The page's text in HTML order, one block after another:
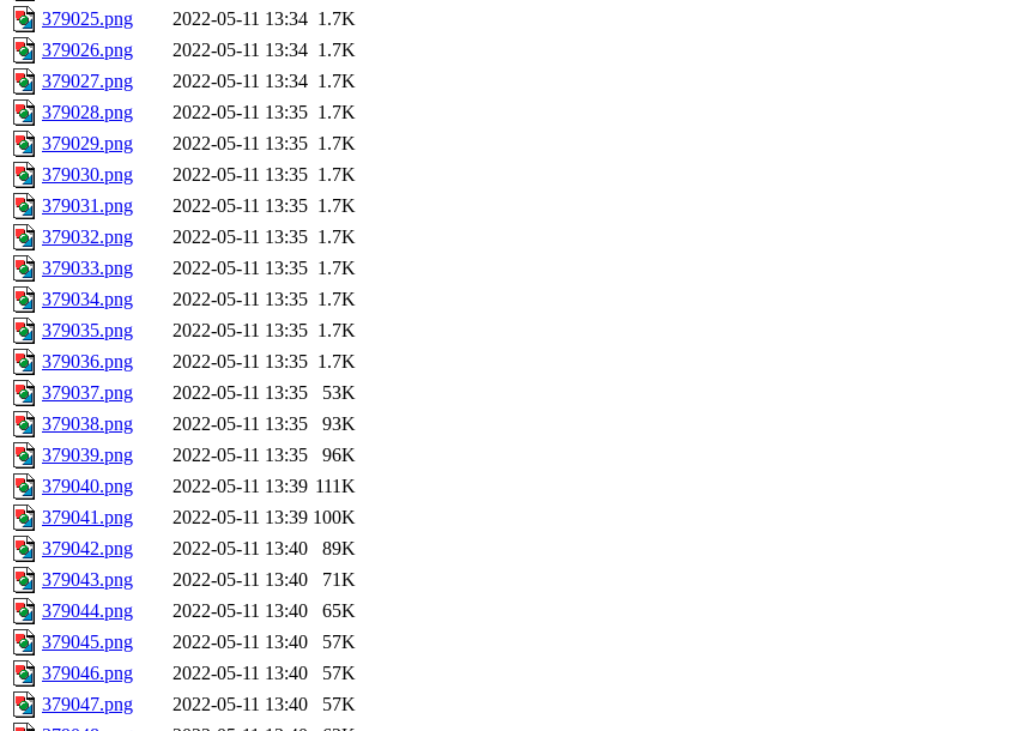
379025.png
2022-05-11 13:34 1.7K
379026.png
2022-05-11 13:34 1.7K
379027.png
2022-05-11 13:34 1.7K
379028.png
2022-05-11 13:35 1.7K
379029.png
2022-05-11 13:35 1.7K
379030.png
2022-05-11 13:35 1.7K
379031.png
2022-05-11 13:35 1.7K
379032.png
2022-05-11 13:35 1.7K
379033.png
2022-05-11 13:35 1.7K
379034.png
2022-05-11 13:35 1.7K
379035.png
2022-05-11 13:35 1.7K
379036.png
2022-05-11 13:35 1.7K
379037.png
2022-05-11 13:35
53K
379038.png
2022-05-11 13:35
93K
379039.png
2022-05-11 13:35
96K
379040.png
2022-05-11 13:39 111K
379041.png
2022-05-11 13:39 100K
379042.png
2022-05-11 13:40
89K
379043.png
2022-05-11 13:40
71K
379044.png
2022-05-11 13:40
65K
379045.png
2022-05-11 13:40
57K
379046.png
2022-05-11 13:40
57K
379047.png
2022-05-11 13:40
57K